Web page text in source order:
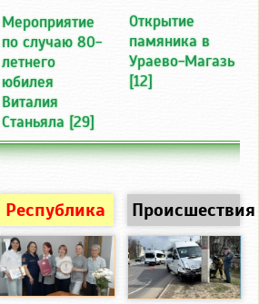
Мероприятие
по случаю 80-
летнего
юбилея
Виталия
Станьяла[29]
Открытие
памяника в
Ураево-Магазь
[12]
Республика Происшествия